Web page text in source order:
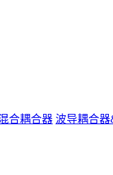
合耦合器 波导耦合